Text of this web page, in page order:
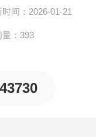
时间：2026-01-21
量：393